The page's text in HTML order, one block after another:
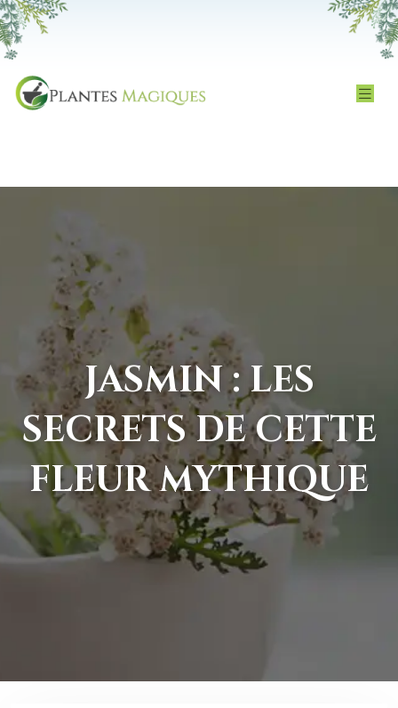
JASMIN : LES
SECRETS DE CETTE
FLEUR MYTHIQUE